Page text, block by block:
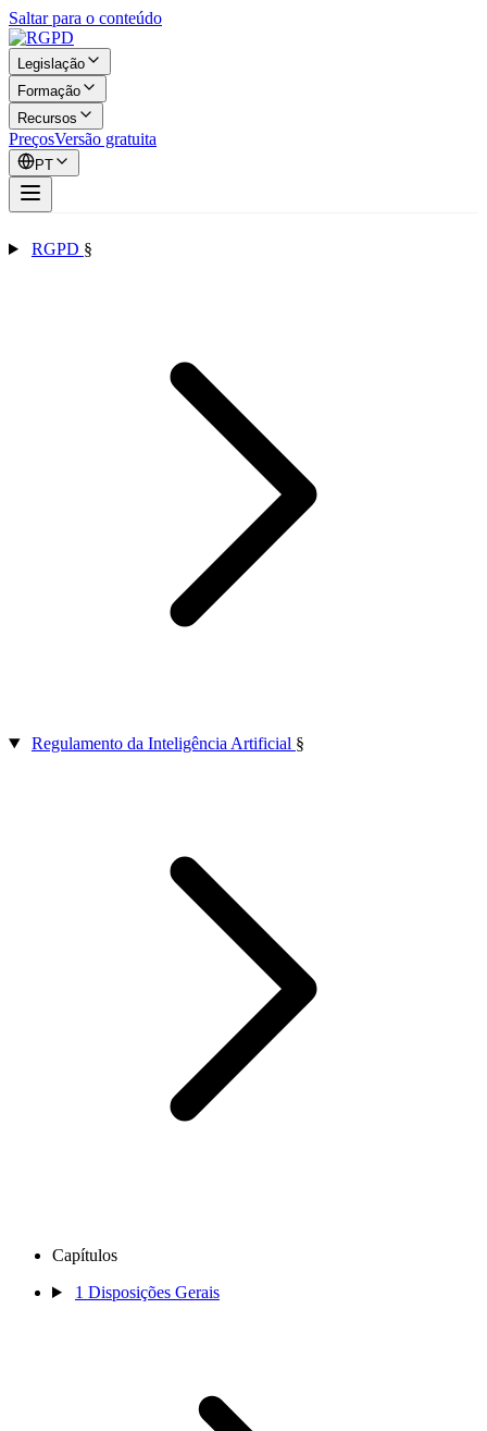
Saltar para o conteúdo
Legislação
Formação
Recursos
PreçosVersão gratuita
PT
RGPD §
Regulamento da Inteligência Artificial §
Capítulos
1 Disposições Gerais